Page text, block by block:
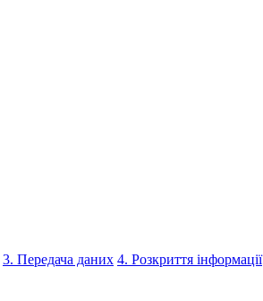
3. Передача даних 4. Розкриття інформації